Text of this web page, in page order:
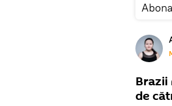
Brazii
de